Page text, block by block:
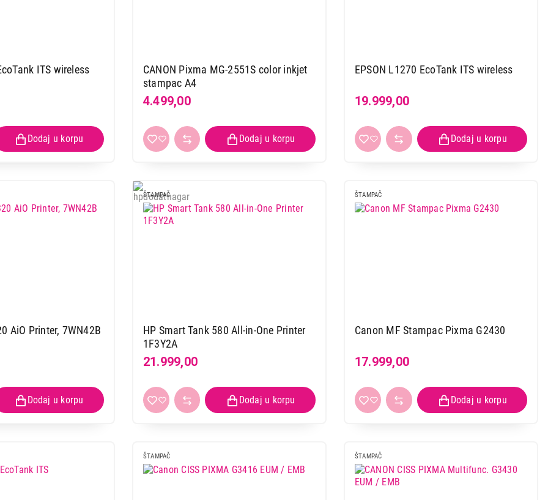
ITS wireless
CANON Pixma MG-2551S color inkjet
stampac A4
4.499,00
EPSON L1270 EcoTank ITS wireless
19.999,00
AiO Printer, 7WN42B
ŠTAMPAČ
HP Smart Tank 580 All-in-One Printer
1F3Y2A
21.999,00
ŠTAMPAČ
Canon MF Stampac Pixma G2430
17.999,00
ŠTAMPAČ ŠTAMPAČ